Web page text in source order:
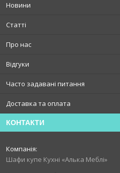
Новини
Статті
Про нас
Відгуки
Часто задавані питання
Доставка та оплата
КОНТАКТИ
Шафи купе Кухні «Алька Меблі»